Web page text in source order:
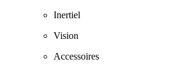
Inertiel
Vision
Accessoires